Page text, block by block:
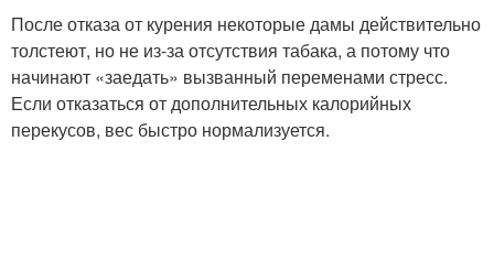
После отказа от курения некоторые дамы действительно
толстеют, но не из-за отсутствия табака, а потому что
начинают «заедать» вызванный переменами стресс.
Если отказаться от дополнительных калорийных
перекусов, вес быстро нормализуется.